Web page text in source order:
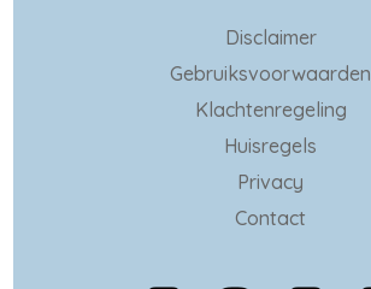
Disclaimer
Gebruiksvoorwaarden
Klachtenregeling
Huisregels
Privacy
Contact